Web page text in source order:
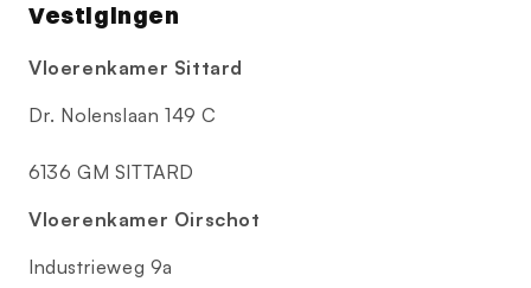
Vestigingen
Vloerenkamer Sittard
Dr. Nolenslaan 149 C
6136 GM SITTARD
Vloerenkamer Oirschot
Industrieweg 9a